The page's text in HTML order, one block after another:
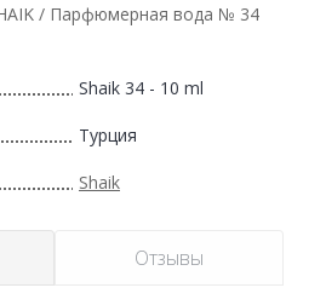
/ Парфюмерная вода № 34
Shaik 34 - 10 ml
Турция
Shaik
Отзывы